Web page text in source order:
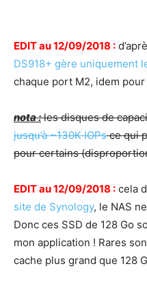
EDIT au 12/09/2018 :
DS918+ gère uniquement
chaque port M2, idem pour
nota :les disques de
jusqu’à ~130K IOPsce qui
pour certains
EDIT au 12/09/2018 : cela
site de Synology, le NAS
Donc ces SSD de 128 Go
mon application ! Rares
cache plus grand que 128